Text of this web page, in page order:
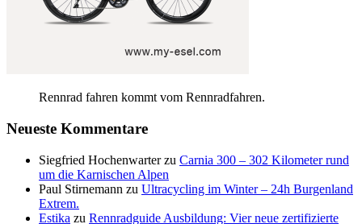
Rennrad fahren kommt vom Rennradfahren.
Neueste Kommentare
Siegfried Hochenwarterzu Carnia 300 – 302 Kilometer rund
um die Karnischen Alpen
Paul Stirnemann zu Ultracycling im Winter – 24h Burgenland
Extrem.
Estika zu Rennradguide Ausbildung: Vier neue zertifizierte